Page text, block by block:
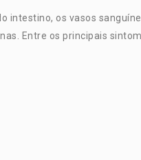
intestino, os vasos
Entre os principais